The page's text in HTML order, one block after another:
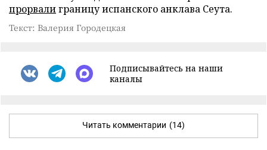
прорвалиграницу испанского анклава Сеута.
Текст: Валерия Городецкая
Подписывайтесь на наши
каналы
Читать комментарии (14)